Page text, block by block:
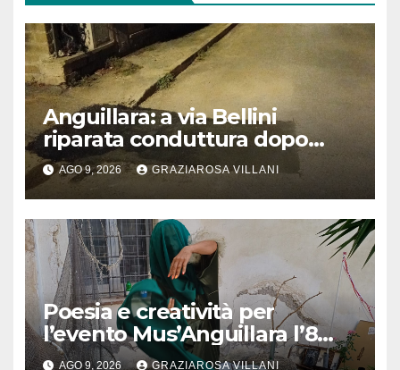
Anguillara: a via Bellini
riparata conduttura dopo
segnalazione IdD
AGO 9, 2026 GRAZIAROSA VILLANI
Poesia e creatività per
l’evento Mus’Anguillara l’8
agosto 2026 al Museo
AGO 9, 2026 GRAZIAROSA VILLANI